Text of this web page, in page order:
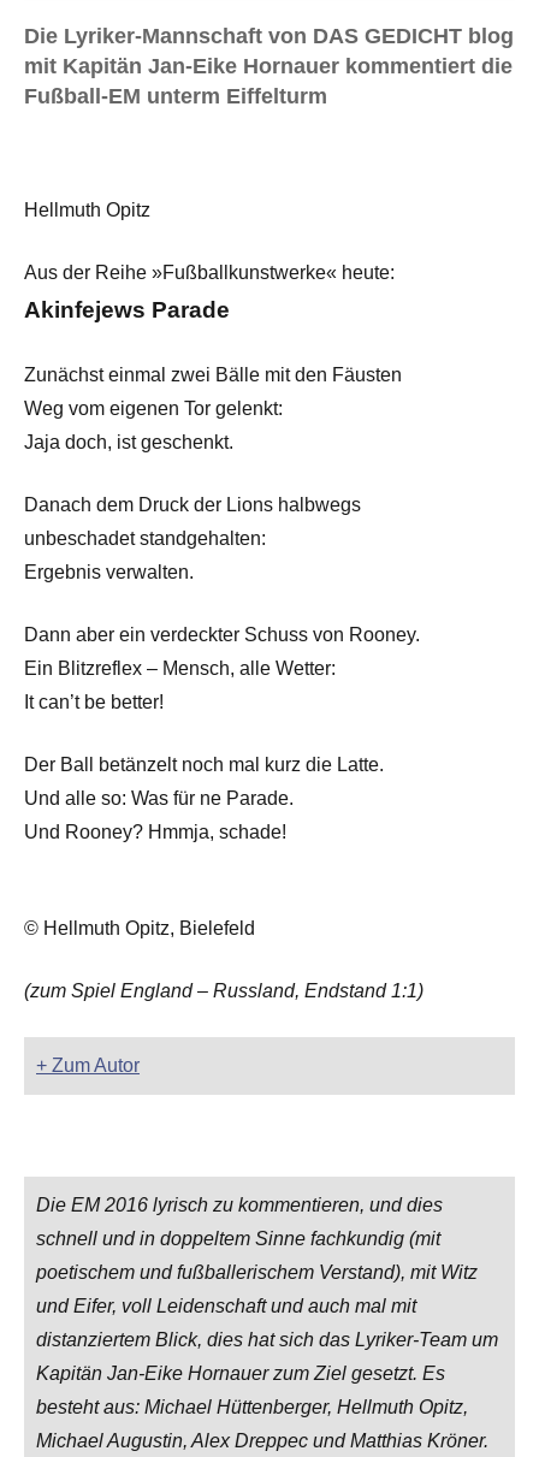
Die Lyriker-Mannschaft von DAS GEDICHT blog
mit Kapitän Jan-Eike Hornauer kommentiert die
Fußball-EM unterm Eiffelturm
Hellmuth Opitz
Aus der Reihe »Fußballkunstwerke« heute:
Akinfejews Parade
Zunächst einmal zwei Bälle mit den Fäusten
Weg vom eigenen Tor gelenkt:
Jaja doch, ist geschenkt.
Danach dem Druck der Lions halbwegs
unbeschadet standgehalten:
Ergebnis verwalten.
Dann aber ein verdeckter Schuss von Rooney.
Ein Blitzreflex – Mensch, alle Wetter:
It can’t be better!
Der Ball betänzelt noch mal kurz die Latte.
Und alle so: Was für ne Parade.
Und Rooney? Hmmja, schade!
© Hellmuth Opitz, Bielefeld
(zum Spiel England – Russland, Endstand 1:1)
+ Zum Autor
Die EM 2016 lyrisch zu kommentieren, und dies
schnell und in doppeltem Sinne fachkundig (mit
poetischem und fußballerischem Verstand), mit Witz
und Eifer, voll Leidenschaft und auch mal mit
distanziertem Blick, dies hat sich das Lyriker-Team um
Kapitän Jan-Eike Hornauer zum Ziel gesetzt. Es
besteht aus: Michael Hüttenberger, Hellmuth Opitz,
Michael Augustin, Alex Dreppec und Matthias Kröner.